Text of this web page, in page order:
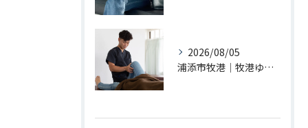
2026/08/05
浦添市牧港｜牧港ゆがみ鍼灸整骨院｜夏休みに増えるスポーツ障害とは？